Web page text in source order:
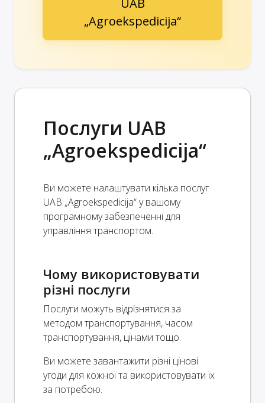
„Agroekspedicija“
Послуги UAB
„Agroekspedicija“
Ви можете налаштувати кілька послуг
UAB „Agroekspedicija“ у вашому
програмному забезпеченні для
управління транспортом.
Чому використовувати
різні послуги
Послуги можуть відрізнятися за
методом транспортування, часом
транспортування, цінами тощо.
Ви можете завантажити різні цінові
угоди для кожної та використовувати їх
за потребою.